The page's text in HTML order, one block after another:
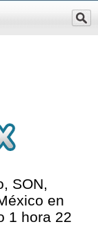
SON,
en
1 hora 22